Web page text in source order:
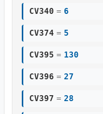
CV340 = 6
CV374 = 5
CV395 = 130
CV396 = 27
CV397 = 28